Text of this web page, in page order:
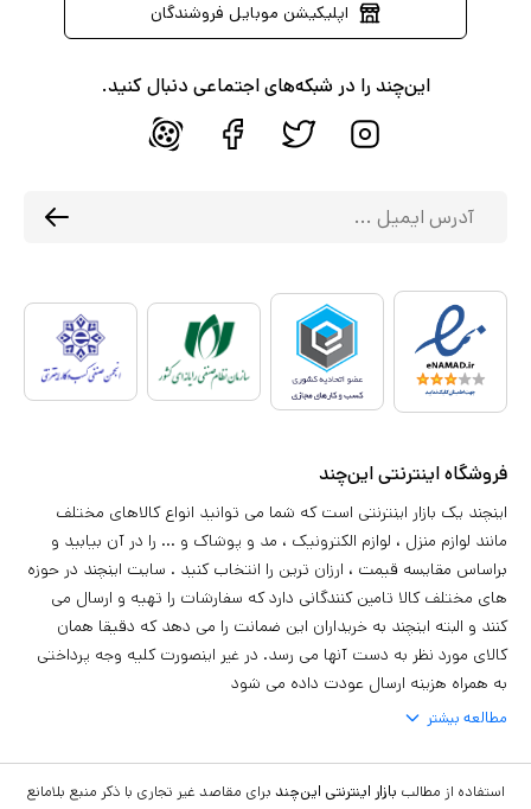
اپلیکیشن موبایل فروشندگان
این‌چند را در شبکه‌های اجتماعی دنبال کنید.
فروشگاه اینترنتی این‌چند
اینچند یک بازار اینترنتی است که شما می توانید انواع کالاهای مختلف
مانند لوازم منزل ، لوازم الکترونیک ، مد و پوشاک و ... را در آن بیابید و
براساس مقایسه قیمت ، ارزان ترین را انتخاب کنید . سایت اینچند در حوزه
های مختلف کالا تامین کنندگانی دارد که سفارشات را تهیه و ارسال می
کنند و البته اینچند به خریداران این ضمانت را می دهد که دقیقا همان
کالای مورد نظر به دست آنها می رسد. در غیر اینصورت کلیه وجه پرداختی
به همراه هزینه ارسال عودت داده می شود
مطالعه بیشتر
استفاده از مطالب بازار اینترنتی این‌چند برای مقاصد غیر تجاری با ذکر منبع بلامانع